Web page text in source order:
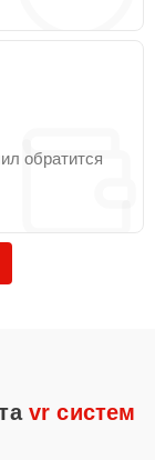
обратится
vr систем